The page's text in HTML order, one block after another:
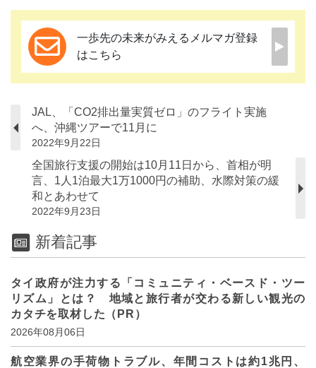
一歩先の未来がみえるメルマガ登録
はこちら
JAL、「CO2排出量実質ゼロ」のフライト実施
へ、沖縄ツアーで11月に
2022年9月22日
全国旅行支援の開始は10月11日から、首相が明
言、1人1泊最大1万1000円の補助、水際対策の緩
和とあわせて
2022年9月23日
新着記事
タイ政府が注力する「コミュニティ・ベースド・ツー
リズム」とは？ 地域と旅行者が交わる新しい観光の
カタチを取材した（PR）
2026年08月06日
航空業界の手荷物トラブル、年間コストは約1兆円、